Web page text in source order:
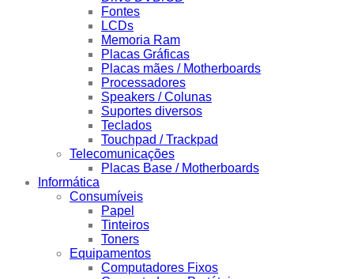
Fontes
LCDs
Memoria Ram
Placas Gráficas
Placas mães / Motherboards
Processadores
Speakers / Colunas
Suportes diversos
Teclados
Touchpad / Trackpad
Telecomunicações
Placas Base / Motherboards
Informática
Consumíveis
Papel
Tinteiros
Toners
Equipamentos
Computadores Fixos